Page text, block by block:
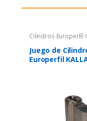
Cilindros Europerfil
Juego de
Europerfil